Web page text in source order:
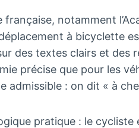
française, notamment
à bicyclette
des textes clairs et
précise que pour les
admissible : on dit « à
pratique : le